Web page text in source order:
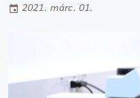
2021. márc. 01.